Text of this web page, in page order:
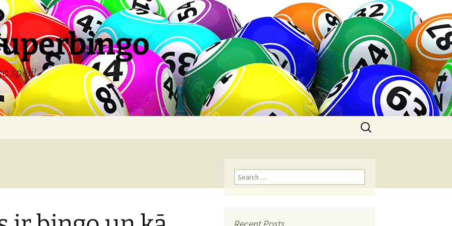
spēli!
Search
for:
Search
for: